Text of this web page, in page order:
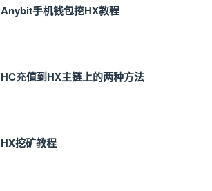
Anybit手机钱包挖HX教程
HC充值到HX主链上的两种方法
HX挖矿教程